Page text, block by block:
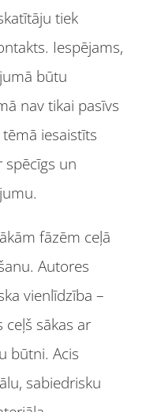
tiek
Iespējams,
būtu
nav tikai pasīvs
iesaistīts
spēcīgs un
fāzēm ceļā
Autores
vienlīdzība –
ceļš sākas ar
būtni. Acis
sabiedrisku